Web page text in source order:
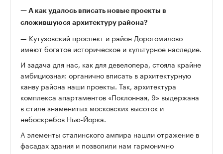
— А как удалось вписать новые проекты в
сложившуюся архитектуру района?
— Кутузовский проспект и район Дорогомилово
имеют богатое историческое и культурное наследие.
И задача для нас, как для девелопера, стояла крайне
амбициозная: органично вписать в архитектурную
канву района наши проекты. Так, архитектура
комплекса апартаментов «Поклонная, 9» выдержана
в стиле знаменитых московских высоток и
небоскребов Нью-Йорка.
А элементы сталинского ампира нашли отражение в
фасадах здания и позволили нам гармонично